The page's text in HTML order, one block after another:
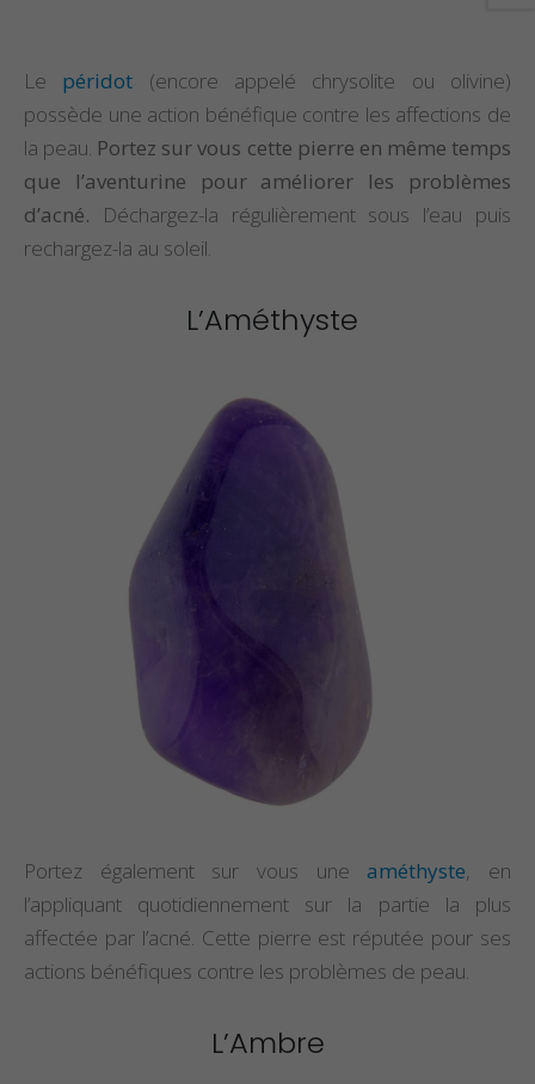
Le péridot (encore appelé chrysolite ou olivine)
possède une action bénéfique contre les affections de
la peau. Portez sur vous cette pierre en même temps
que l’aventurine pour améliorer les problèmes
d’acné. Déchargez-la régulièrement sous l’eau puis
rechargez-la au soleil.
L’Améthyste
Portez également sur vous uneaméthyste, en
l’appliquant quotidiennement sur la partie la plus
affectée par l’acné. Cette pierre est réputée pour ses
actions bénéfiques contre les problèmes de peau.
L’Ambre